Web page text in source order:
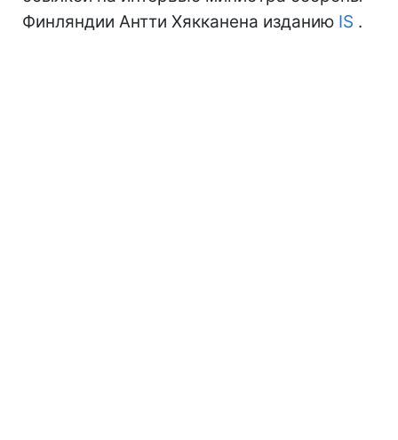
Финляндии Антти Хякканена изданию IS .